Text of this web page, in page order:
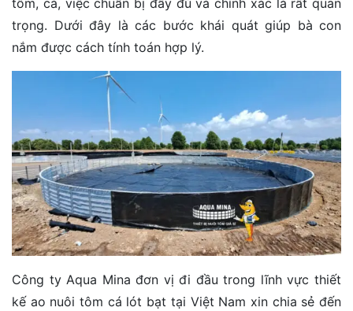
chia
sẻ
hệ
trọng. Dưới đây là các bước khái quát giúp bà con
nắm được cách tính toán hợp lý.
Công ty Aqua Mina đơn vị đi đầu trong lĩnh vực thiết
kế ao nuôi tôm cá lót bạt tại Việt Nam xin chia sẻ đến